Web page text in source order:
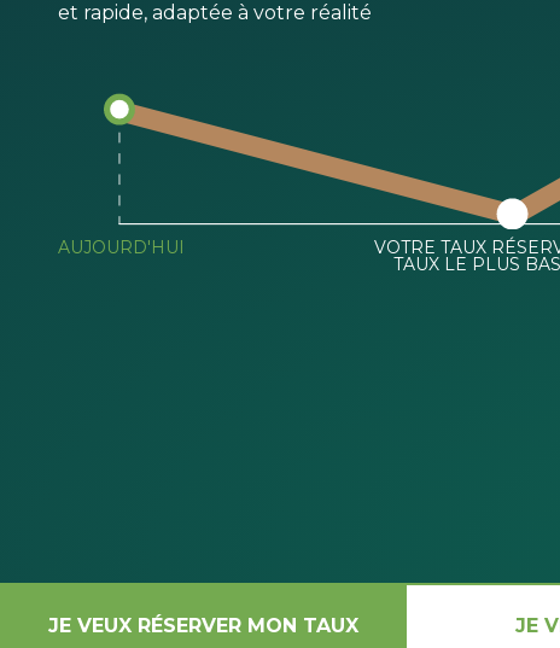
et rapide, adaptée à votre réalité
AUJOURD'HUI VOTRE TAUX
TAUX LE PLUS BAS
JE VEUX RÉSERVER MON TAUX JE